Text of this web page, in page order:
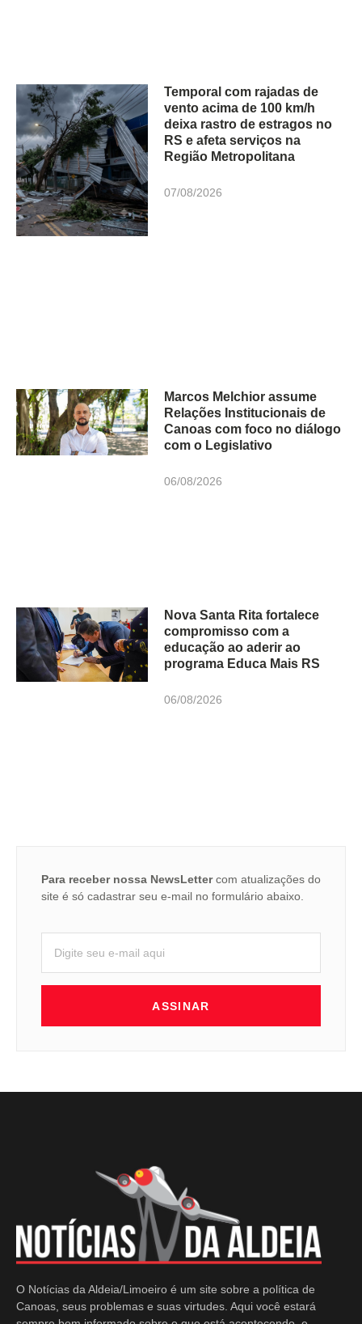
Temporal com rajadas de
vento acima de 100 km/h
deixa rastro de estragos no
RS e afeta serviços na
Região Metropolitana
07/08/2026
Marcos Melchior assume
Relações Institucionais de
Canoas com foco no diálogo
com o Legislativo
06/08/2026
Nova Santa Rita fortalece
compromisso com a
educação ao aderir ao
programa Educa Mais RS
06/08/2026
Para receber nossa NewsLettercom atualizações do
site é só cadastrar seu e-mail no formulário abaixo.
ASSINAR
O Notícias da Aldeia/Limoeiro é um site sobre a política de
Canoas, seus problemas e suas virtudes. Aqui você estará